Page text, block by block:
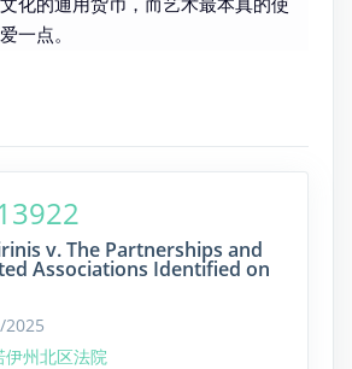
化的通用货币，而艺术最本真的使
一点。
v. The Partnerships and
Associations Identified on
2025
伊州北区法院